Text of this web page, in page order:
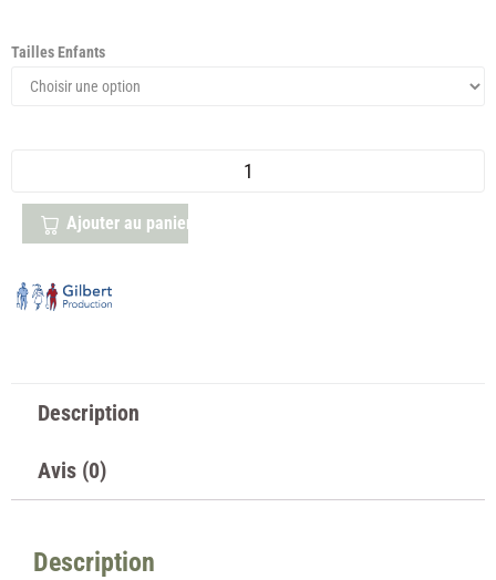
Tailles Enfants
Ajouter au panier
Description
Avis (0)
Description